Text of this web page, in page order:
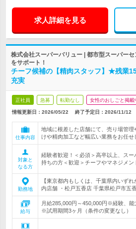
求人詳細を見る
株式会社スーパーバリュー | 都市型スーパー
をサポート！
チーフ候補の【精肉スタッフ】★残業
充実
正社員 急募 転勤なし 女性のおしごと掲載
情報更新日：2026/05/22 終了予定日： 2026/11/12
仕事内容
地域に根差した店舗にて、売り場管
けや精肉加工など幅広い業務をお任せ
対象と
なる方
経験者歓迎！＜必須＞高卒以上、ス
持ちの方＜歓迎＞チーフやマネジメン
勤務地
【東京都内もしくは、千葉県内いず
内店舗 ・松戸五香店 千葉県松戸市五
給与
月給285,000円～450,000円※経験、能
※試用期間3ヶ月（条件の変更なし）